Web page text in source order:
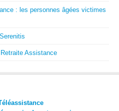
: les personnes âgées victimes
Serenitis
Assistance